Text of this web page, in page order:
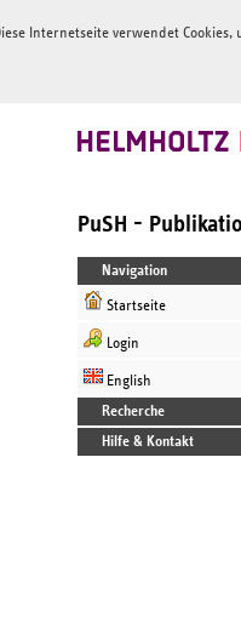
Internetseite verwendet
PuSH -
Navigation
Startseite
Login
English
Recherche
Hilfe & Kontakt